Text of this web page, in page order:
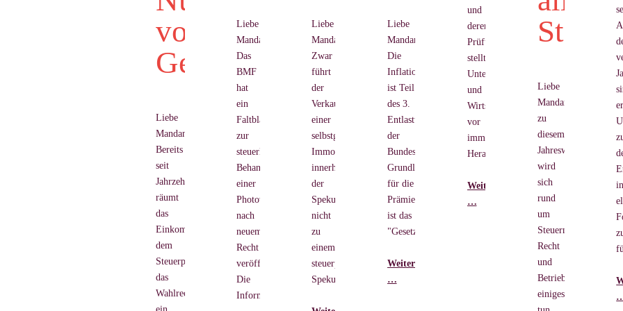
von
Gebäuden
Liebe
Mandanten,
Bereits
seit
Jahrzehnten
räumt
das
Einkommensteuergestz
dem
Steuerpflichtigen
das
Wahlrecht
Liebe
Mandanten,
Das
BMF
hat
ein
Faltblatt
zur
steuerlichen
Behandlung
einer
Photovoltaikanlage
nach
neuem
Recht
veröffentlicht.
Die
Informationen
Liebe
Mandanten,
Zwar
führt
der
Verkauf
einer
selbstgenutzten
Immobilie
innerhalb
der
Spekulationsfrist
nicht
zu
einem
steuerpflichtigen
Spekulationsgewinn.
Liebe
Mandanten,
Die
Inflationsausgleichsprämie
ist Teil
des 3.
Entlastungspakets
der
Bundesregierung.
Grundlage
für die
Prämie
ist das
"Gesetz
Weiterlesen
…BDD
und
deren
Prüfung
stellt
Unternehmen
und
Wirtschaftsprüfende
vor
immense
Herausforderungen.
Weiterlesen
…Die
Nachhaltigkeitsberichterstattung
Liebe
Mandanten,auch
zu
diesem
Jahreswechsel
wird
sich
rund
um
Steuern,
Recht
und
Betriebswirtschaft
einiges
in